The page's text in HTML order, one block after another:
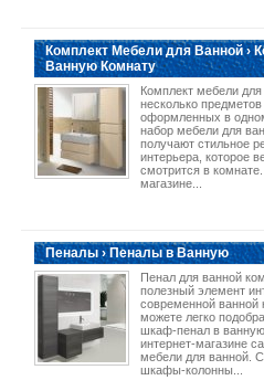
Комплект Мебели для Ванной ›
Ванную Комнату
Комплект мебели
несколько предметов
оформленных в
набор мебели для
получают стильное
интерьера, которое
смотрится в
магазине...
Пеналы › Пеналы в Ванную
Пенал для ванной
полезный элемент
современной ванной
можете легко
шкаф-пенал в
интернет-магазине
мебели для ванной.
шкафы-колонны...